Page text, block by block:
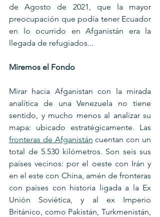
de Agosto de 2021, que la mayor
preocupación que podía tener Ecuador
en lo ocurrido en Afganistán era la
llegada de refugiados...
Miremos el Fondo
Mirar hacia Afganistan con la mirada
analítica de una Venezuela no tiene
sentido, y mucho menos al analizar su
fronteras de Afganistán cuentan con un
total de 5.530 kilómetros. Son seis sus
países vecinos: por el oeste con Irán y
en el este con China, amén de fronteras
con países con historia ligada a la Ex
Unión Soviética, y al ex Imperio
Británico, como Pakistán, Turkmenistán,